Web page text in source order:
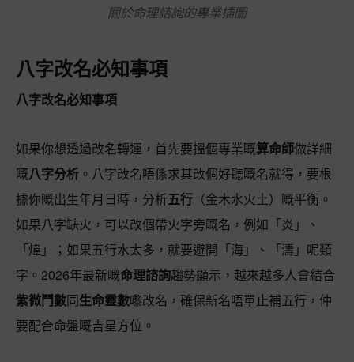
關於命理諮詢的專業插圖
八字改名必知事項
八字改名必知事項
如果你想透過改名轉運，首先要搵個專業嘅算命師做詳細
嘅八字分析 。八字改名唔係求其改個好聽嘅名就得，要根
據你嘅出生年月日時，分析五行 （金木水火土）嘅平衡。
如果八字缺火，可以改個帶火字旁嘅名，例如「炎」、
「煒」；如果五行水太多，就要避開「海」、「濤」呢類
字。2026年最新嘅命理諮詢趨勢顯示，越來越多人會結合
紫微鬥數同生命靈數嚟改名，確保新名唔單止補五行，仲
要配合命盤嘅吉星方位。